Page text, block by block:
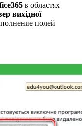
в областях
вихідної
полей